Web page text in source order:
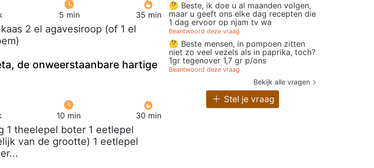
5 min 35 min
2 el agavesiroop (of 1 el
de onweerstaanbare hartige
10 min 30 min
1 theelepel boter 1 eetlepel
van de grootte) 1 eetlepel
🤔 Beste, ik doe u al maanden volgen,
maar u geeft ons elke dag recepten die
1 dag ervoor op njam tv wa
Beantwoord deze vraag
🤔 Beste mensen, in pompoen zitten
niet zo veel vezels als in paprika, toch?
1gr tegenover 1,7 gr p/ons
Beantwoord deze vraag
Bekijk alle vragen
Stel je vraag